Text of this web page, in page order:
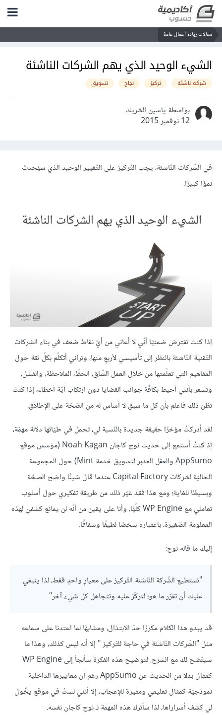
مقالات ريادة أعمال عامة
الشيء الوحيد الذي يهم الشركات الناشئة
شركة ناشئة تركيز نجاح تسويق
بواسطة ياسين الشريك
12 نوفمبر 2015
في الشّركات النّاشئة، يجب التّركيز على التّغيير الوحيد الذي سيُحدث
نموًا كبيرًا.
إذا كنتَ تفترض ضمنيًا أنّي لا أعاني من أيّ نقاط ضعف في بناء الشركات
التّقنية النّاشئة بالنظر إلى تأسيسي لأربعٍ منها، وتراني أتكلّم بكلّ ثقة حول
المفاهيم التي تعلّمتها من خلال العمل الشّاق، الحظّ، الملاحظة، والفشل،
وتشعر بأنني أحيط بكافّة جوانب القضايا دون ارتكاب أيّة أخطاء، إذا كنتَ
تظن ذلك فاعلم بأن كل ما سبق لا أساس له من الصّحّة على الإطلاق.
لقد أدركتُ مؤخرًا حقيقة جديدة بالنّسبة لي، تحمل في طيّاتها دلالة مهمّة،
إذ كنتُ أستمع إلى حديث نوح كاجان Noah Kagan (مؤسس موقع
AppSumo والعقل المدبر لتسويق خدمة Mint) حول المجموعة
الحاليّة لشركات Capital Factory عندما قال شيئًا واضح الصحّة
وبسيطًا للغاية؛ ومع هذا فقد غيّر ذلك من طريقة تفكيري حول أسلوب
تعاملي مع WP Engine كلّيًّا، وأنا على يقين من أنّه لن يمانع كشفيَ لهذه
المعلومة الصّغيرة، باعتباره شخصًا لطيفًا وشفافًا.
إليك ما قاله نوح:
"تستطيع الشّركة النّاشئة التّركيز على معيارٍ واحدٍ فقط، لذا ينبغي
عليك أن تقرّر ما هو؛ لتركّز عليه وتتجاهل كل شيء آخر"
قد يبدو هذا الكلام مكررًا حدّ الابتذال، ومشابهًا لما اعتدنا على سماعه
مثل "الشّركات النّاشئة في حاجة للتّركيز " إلا أنه ليس كذلك، وهذا ما
سيتّضح لك مع الشرح. لتوضيح هذه الفكرة سألجأ إلى WP Engine
كمثال بدلا من الحديث عن AppSumo رغم أن معاييرها الداخلية
نموذجيّة كمثال تعليمي ومثيرة للإعجاب، إلا أنني لستُ في موقع يخّول
لي كشف أسراراها، لذا سأترك هذه المهمة لـ نوح كاجان نفسه.